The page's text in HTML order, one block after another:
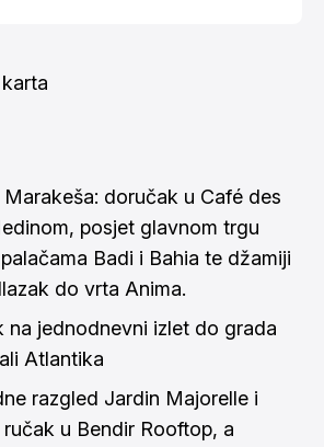
doručak u Café des
posjet glavnom trgu
Badi i Bahia te džamiji
do vrta Anima.
na jednodnevni izlet do grada
Atlantika
razgled Jardin Majorelle i
u Bendir Rooftop, a